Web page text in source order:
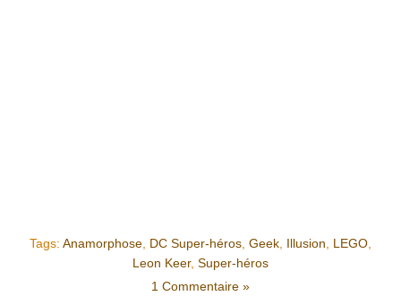
Tags: Anamorphose DC Super-héros Geek Illusion LEGO
Leon Keer, Super-héros
1 Commentaire »